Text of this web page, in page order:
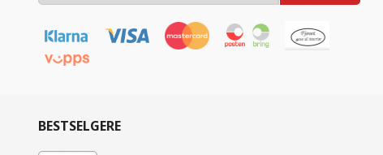
BESTSELGERE